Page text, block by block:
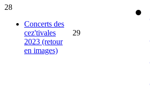
28
Concerts des
cez'tivales
2023 (retour
en images)
29